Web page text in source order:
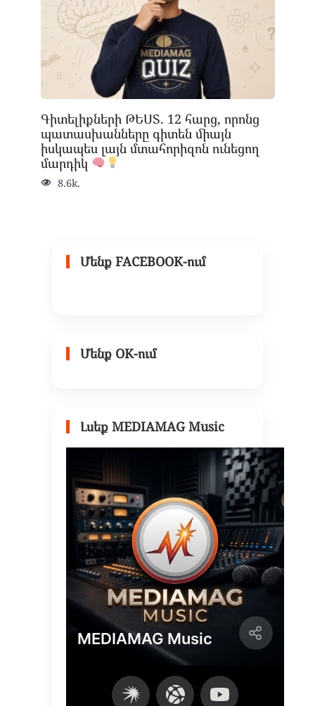
Գիտելիքների ԹԵՍՏ. 12 հարց, որոնց
պատասխանները գիտեն միայն
իսկապես լայն մտահորիզոն ունեցող
մարդիկ
8.6k.
Մենք FACEBOOK-ում
Մենք OK-ում
Լսեք MEDIAMAG Music